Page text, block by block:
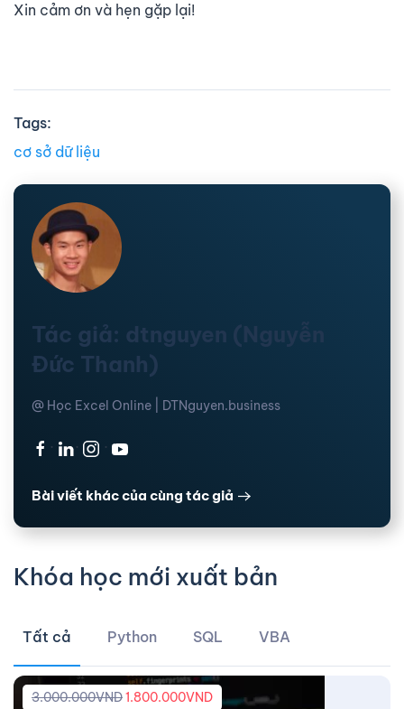
Xin cảm ơn và hẹn gặp lại!
Tags:
cơ sở dữ liệu
Tác giả: dtnguyen (Nguyễn
Đức Thanh)
@ Học Excel Online | DTNguyen.business
· · ·
Bài viết khác của cùng tác giả
Khóa học mới xuất bản
Tất cả Python SQL VBA
3.000.000VND1.800.000VND